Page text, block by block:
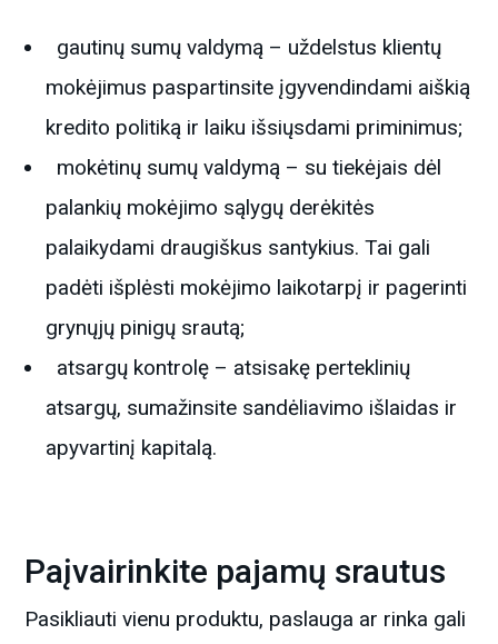
gautinų sumų valdymą – uždelstus klientų
mokėjimus paspartinsite įgyvendindami aiškią
kredito politiką ir laiku išsiųsdami priminimus;
mokėtinų sumų valdymą – su tiekėjais dėl
palankių mokėjimo sąlygų derėkitės
palaikydami draugiškus santykius. Tai gali
padėti išplėsti mokėjimo laikotarpį ir pagerinti
grynųjų pinigų srautą;
atsargų kontrolę – atsisakę perteklinių
atsargų, sumažinsite sandėliavimo išlaidas ir
apyvartinį kapitalą.
Paįvairinkite pajamų srautus
Pasikliauti vienu produktu, paslauga ar rinka gali